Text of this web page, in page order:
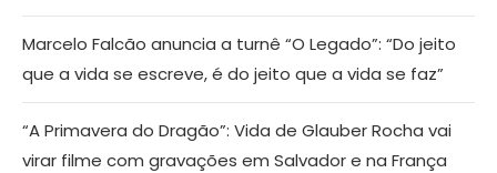
Marcelo Falcão anuncia a turnê “O Legado”: “Do jeito
que a vida se escreve, é do jeito que a vida se faz”
“A Primavera do Dragão”: Vida de Glauber Rocha vai
virar filme com gravações em Salvador e na França